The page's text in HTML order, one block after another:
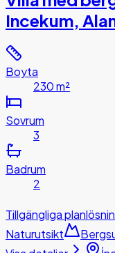
Incekum,
Boyta
230 m²
Sovrum
3
Badrum
2
Tillgängliga
Naturutsikt